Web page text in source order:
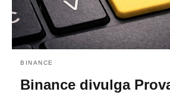
BINANCE
Binance divulga